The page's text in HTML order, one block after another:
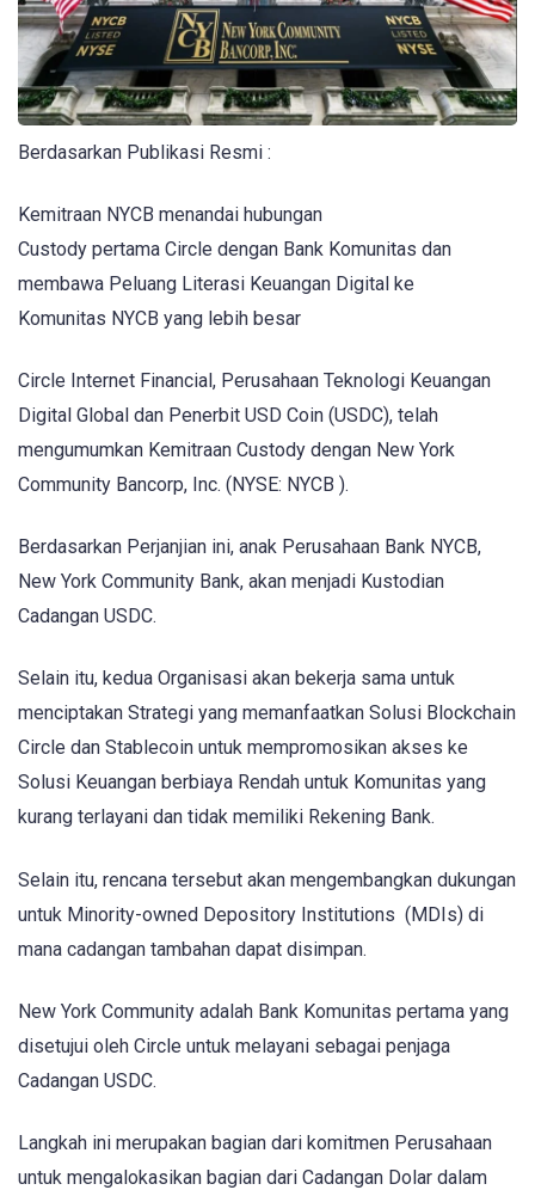
Berdasarkan Publikasi Resmi :
Kemitraan NYCB menandai hubungan
Custody pertama Circle dengan Bank Komunitas dan
membawa Peluang Literasi Keuangan Digital ke
Komunitas NYCB yang lebih besar
Circle Internet Financial, Perusahaan Teknologi Keuangan
Digital Global dan Penerbit USD Coin (USDC), telah
mengumumkan Kemitraan Custody dengan New York
Community Bancorp, Inc. (NYSE: NYCB ).
Berdasarkan Perjanjian ini, anak Perusahaan Bank NYCB,
New York Community Bank, akan menjadi Kustodian
Cadangan USDC.
Selain itu, kedua Organisasi akan bekerja sama untuk
menciptakan Strategi yang memanfaatkan Solusi Blockchain
Circle dan Stablecoin untuk mempromosikan akses ke
Solusi Keuangan berbiaya Rendah untuk Komunitas yang
kurang terlayani dan tidak memiliki Rekening Bank.
Selain itu, rencana tersebut akan mengembangkan dukungan
untuk Minority-owned Depository Institutions (MDIs) di
mana cadangan tambahan dapat disimpan.
New York Community adalah Bank Komunitas pertama yang
disetujui oleh Circle untuk melayani sebagai penjaga
Cadangan USDC.
Langkah ini merupakan bagian dari komitmen Perusahaan
untuk mengalokasikan bagian dari Cadangan Dolar dalam